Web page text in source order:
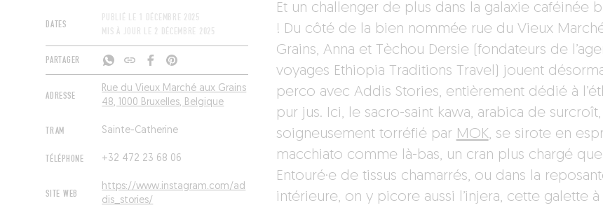
DATES
PUBLIÉ LE
1 DÉCEMBRE 2025
MIS À JOUR LE 2 DÉCEMBRE 2025
PARTAGER
ADRESSE
Rue du Vieux Marché aux Grains
48, 1000 Bruxelles, Belgique
TRAM Sainte-Catherine
TÉLÉPHONE +32 472 23 68 06
SITE WEB
https://www.instagram.com/ad
dis_stories/
Et un challenger de plus dans la galaxie caféinée
! Du côté de la bien nommée rue du Vieux
Grains, Anna et Tèchou Dersie (fondateurs de
voyages Ethiopia Traditions Travel) jouent
perco avec Addis Stories, entièrement dédié à
pur jus. Ici, le sacro-saint kawa, arabica de surcroît,
soigneusement torréfié par MOK, se sirote en
macchiato comme là-bas, un cran plus chargé que
Entouré·e de tissus chamarrés, ou dans la
intérieure, on y picore aussi l’injera, cette galette